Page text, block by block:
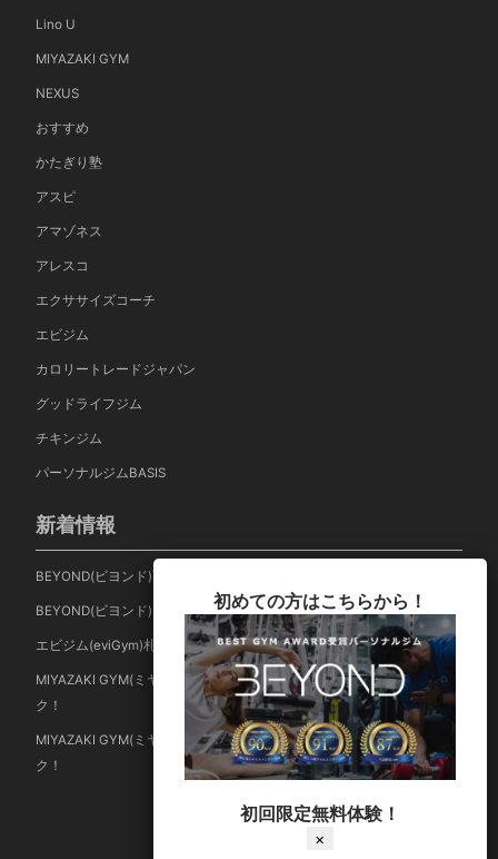
Lino U
MIYAZAKI GYM
NEXUS
おすすめ
かたぎり塾
アスピ
アマゾネス
アレスコ
エクササイズコーチ
エビジム
カロリートレードジャパン
グッドライフジム
チキンジム
パーソナルジムBASIS
新着情報
BEYOND(ビヨンド)西小山店の口コミ・評判・料金を調査！
BEYOND(ビヨンド)大森海岸店の口コミ・評判・料金を調査！
エビジム(eviGym)札幌円山店の口コミ・評判を調査！
MIYAZAKI GYM(ミヤザキジム)中野店の口コミ・評判・料金をチェッ
ク！
MIYAZAKI GYM(ミヤザキジム)沼袋店の口コミ・評判・料金をチェッ
ク！
初めての方はこちらから！
初回限定無料体験！
×